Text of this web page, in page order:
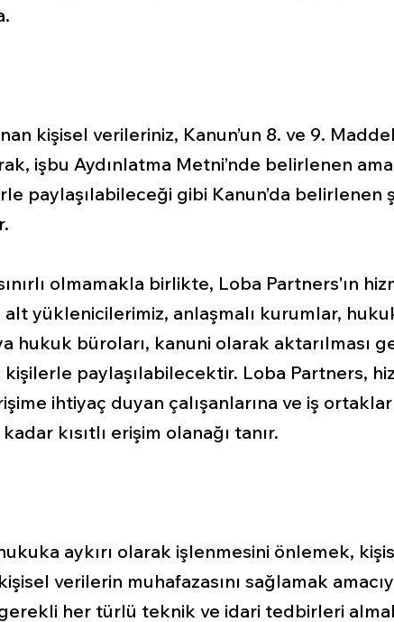
kişisel verileriniz, Kanun’un 8. ve 9.
işbu Aydınlatma Metni’nde belirlenen
paylaşılabileceği gibi Kanun’da belirlenen
olmamakla birlikte, Loba Partners'ın
yüklenicilerimiz, anlaşmalı kurumlar,
hukuk büroları, kanuni olarak aktarılması
paylaşılabilecektir. Loba Partners,
ihtiyaç duyan çalışanlarına ve iş
kısıtlı erişim olanağı tanır.
aykırı olarak işlenmesini önlemek,
verilerin muhafazasını sağlamak
her türlü teknik ve idari tedbirleri